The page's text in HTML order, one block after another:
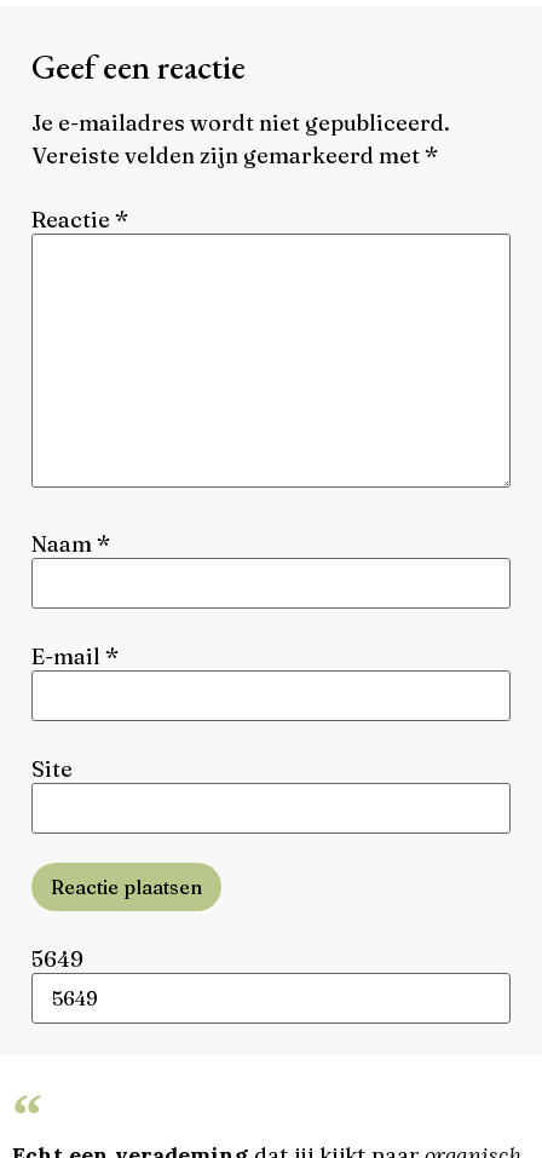
Geef een reactie
Je e-mailadres wordt niet gepubliceerd.
Vereiste velden zijn gemarkeerd met*
Reactie *
Naam*
E-mail *
Site
Reactie plaatsen
5649